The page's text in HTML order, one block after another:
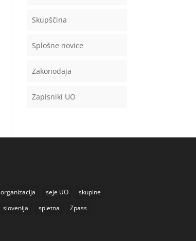
Skupščina
Splošne novice
Zakonodaja
Zapisniki UO
organizacija seje UO
skupine
slovenija spletna Zpass